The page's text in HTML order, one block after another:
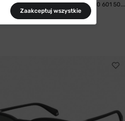
przeciwsłoneczne Ray-Ban® 4340 601 50...
zł
Zaakceptuj wszystkie